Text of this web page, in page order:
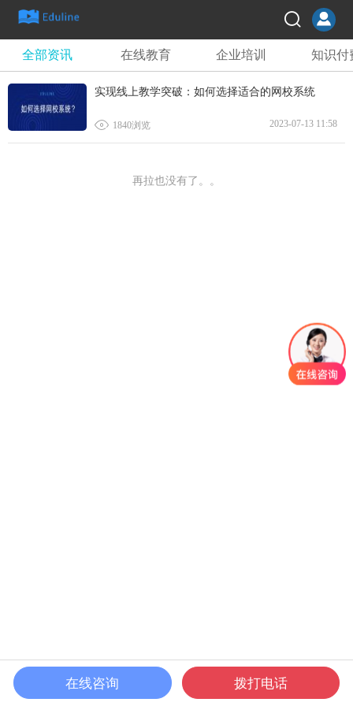
全部资讯 在线教育 企业培训 知识付
实现线上教学突破：如何选择适合的网校系统
 1840浏览 2023-07-13 11:58
再拉也没有了。。
首页 课程 发现 我的
在线咨询 拨打电话